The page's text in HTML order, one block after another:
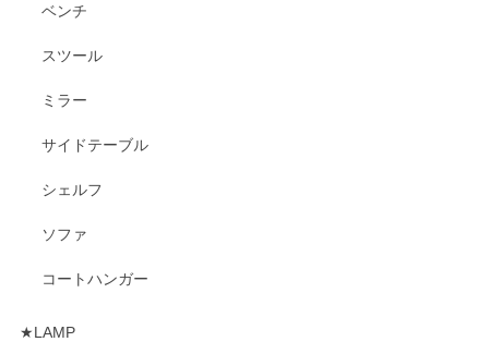
ベンチ
スツール
ミラー
サイドテーブル
シェルフ
ソファ
コートハンガー
★LAMP